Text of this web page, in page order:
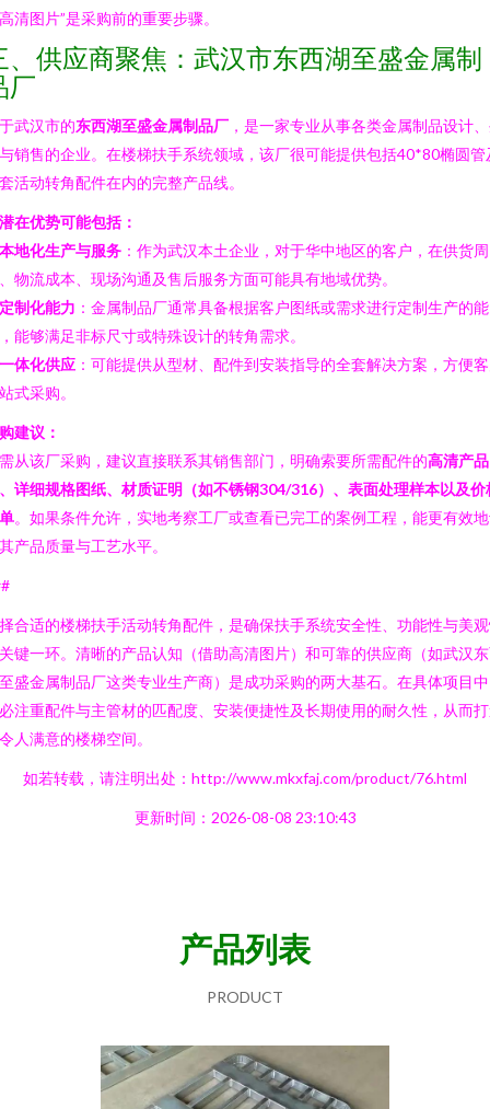
清图片”是采购前的重要步骤。
、供应商聚焦：武汉市东西湖至盛金属制
厂
武汉市的东西湖至盛金属制品厂 ，是一家专业从事各类金属制品设计
销售的企业。在楼梯扶手系统领域，该厂很可能提供包括40*80椭圆管
活动转角配件在内的完整产品线。
在优势可能包括：
本地化生产与服务 ：作为武汉本土企业，对于华中地区的客户，在供货周
物流成本、现场沟通及售后服务方面可能具有地域优势。
定制化能力 ：金属制品厂通常具备根据客户图纸或需求进行定制生产的能
能够满足非标尺寸或特殊设计的转角需求。
一体化供应 ：可能提供从型材、配件到安装指导的全套解决方案，方便
式采购。
建议：
从该厂采购，建议直接联系其销售部门，明确索要所需配件的高清产
详细规格图纸、材质证明（如不锈钢304/316）、表面处理样本以及价
。如果条件允许，实地考察工厂或查看已完工的案例工程，能更有效
产品质量与工艺水平。
合适的楼梯扶手活动转角配件，是确保扶手系统安全性、功能性与美
键一环。清晰的产品认知（借助高清图片）和可靠的供应商（如武汉
盛金属制品厂这类专业生产商）是成功采购的两大基石。在具体项目
注重配件与主管材的匹配度、安装便捷性及长期使用的耐久性，从而
人满意的楼梯空间。
如若转载，请注明出处：http://www.mkxfaj.com/product/76.html
更新时间：2026-08-08 23:10:43
产品列表
PRODUCT